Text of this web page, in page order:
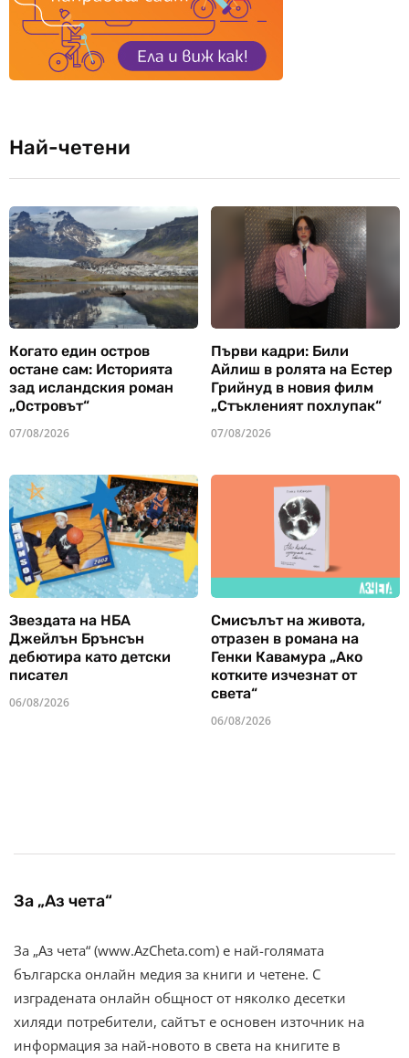
Най-четени
Когато един остров
остане сам: Историята
зад исландския роман
„Островът“
07/08/2026
Първи кадри: Били
Айлиш в ролята на Естер
Грийнуд в новия филм
„Стъкленият похлупак“
07/08/2026
Звездата на НБА
Джейлън Брънсън
дебютира като детски
писател
06/08/2026
Смисълът на живота,
отразен в романа на
Генки Кавамура „Ако
котките изчезнат от
света“
06/08/2026
За „Аз чета“
За „Аз чета“ (www.AzCheta.com) е най-голямата
българска онлайн медия за книги и четене. С
изградената онлайн общност от няколко десетки
хиляди потребители, сайтът е основен източник на
информация за най-новото в света на книгите в